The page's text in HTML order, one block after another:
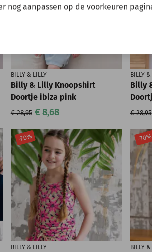
BILLY & LILLY
Billy & Lilly Knoopshirt
Doortje ibiza pink
€ 28,95 € 8,68
BILLY
Billy
€ 28,95
-70%
BILLY & LILLY
-70%
BILLY
nog aanpassen op de voorkeuren